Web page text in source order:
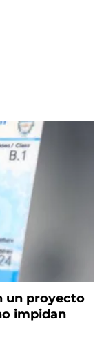
un proyecto
impidan